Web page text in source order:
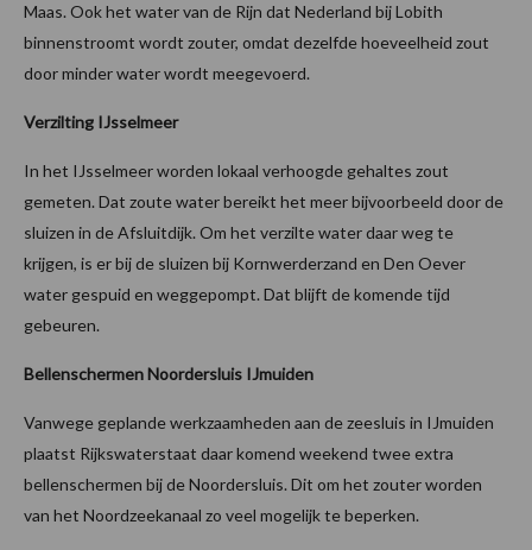
Maas. Ook het water van de Rijn dat Nederland bij Lobith
binnenstroomt wordt zouter, omdat dezelfde hoeveelheid zout
door minder water wordt meegevoerd.
Verzilting IJsselmeer
In het IJsselmeer worden lokaal verhoogde gehaltes zout
gemeten. Dat zoute water bereikt het meer bijvoorbeeld door de
sluizen in de Afsluitdijk. Om het verzilte water daar weg te
krijgen, is er bij de sluizen bij Kornwerderzand en Den Oever
water gespuid en weggepompt. Dat blijft de komende tijd
gebeuren.
Bellenschermen Noordersluis IJmuiden
Vanwege geplande werkzaamheden aan de zeesluis in IJmuiden
plaatst Rijkswaterstaat daar komend weekend twee extra
bellenschermen bij de Noordersluis. Dit om het zouter worden
van het Noordzeekanaal zo veel mogelijk te beperken.